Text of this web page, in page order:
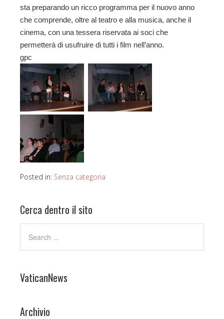
sta preparando un ricco programma per il nuovo anno
che comprende, oltre al teatro e alla musica, anche il
cinema, con una tessera riservata ai soci che
permetterà di usufruire di tutti i film nell’anno.
gpc
Posted in: Senza categoria
Cerca dentro il sito
VaticanNews
Archivio